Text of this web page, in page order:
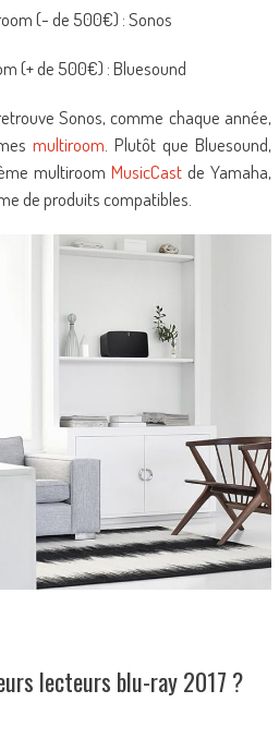
(- de 500€) : Sonos
(+ de 500€) : Bluesound
Sonos, comme chaque année,
multiroom . Plutôt que Bluesound,
multiroomMusicCast de Yamaha,
de produits compatibles.
lecteurs blu-ray 2017 ?